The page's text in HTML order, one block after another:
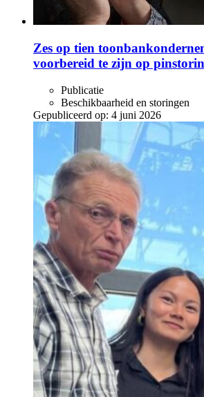
Zes op tien
voorbereid te zijn op
Publicatie
Beschikbaarheid en storingen
Gepubliceerd op: 4 juni 2026